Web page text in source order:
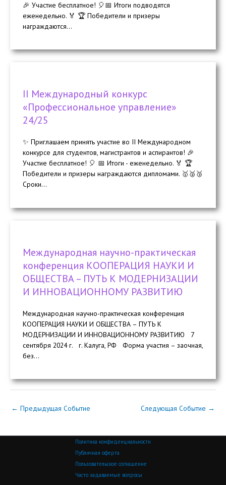
🎉 Участие бесплатное! 🎈📅 Итоги подводятся
еженедельно. 🏅 🏆 Победители и призеры
награждаются...
II Международный конкурс
«Профессиональное управление»
24/25
✨ Приглашаем принять участие во II Международном
конкурсе для студентов, магистрантов и аспирантов! 🎉
Участие бесплатное! 🎈 📅 Итоги - еженедельно. 🏅 🏆
Победители и призеры награждаются дипломами. 🥇🥈🥉
Сроки...
Международная научно-практическая
конференция КООПЕРАЦИЯ НАУКИ И
ОБЩЕСТВА – ПУТЬ К МОДЕРНИЗАЦИИ
И ИННОВАЦИОННОМУ РАЗВИТИЮ
Международная научно-практическая конференция
КООПЕРАЦИЯ НАУКИ И ОБЩЕСТВА – ПУТЬ К
МОДЕРНИЗАЦИИ И ИННОВАЦИОННОМУ РАЗВИТИЮ 7
сентября 2024 г. г. Калуга, РФ Форма участия – заочная,
без...
← Предыдущая Событие Следующая Событие →
Политика конфиденциальности
Публичная оферта
Пользовательское соглашение
Часто задаваемые вопросы